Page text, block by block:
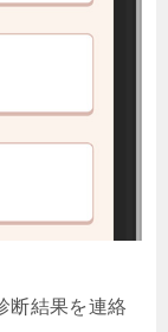
断結果を連絡